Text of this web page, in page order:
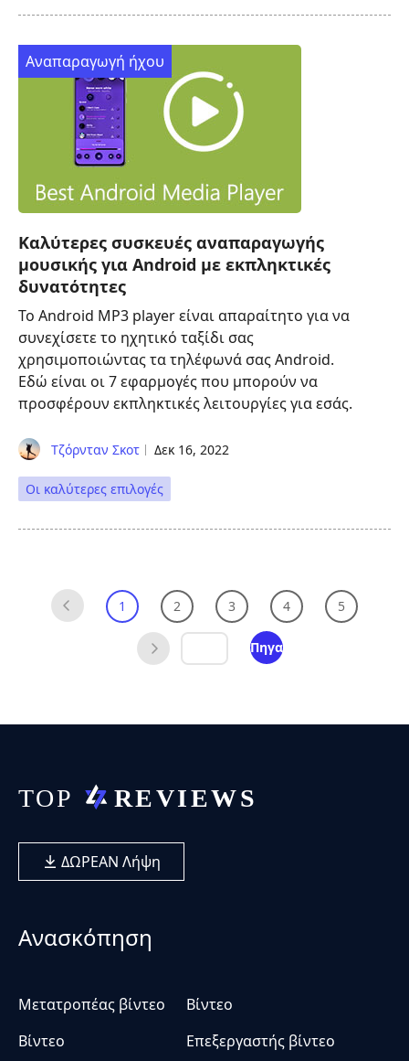
Αναπαραγωγή ήχου
Καλύτερες συσκευές αναπαραγωγής
μουσικής για Android με εκπληκτικές
δυνατότητες
Το Android MP3 player είναι απαραίτητο για να
συνεχίσετε το ηχητικό ταξίδι σας
χρησιμοποιώντας τα τηλέφωνά σας Android.
Εδώ είναι οι 7 εφαρμογές που μπορούν να
προσφέρουν εκπληκτικές λειτουργίες για εσάς.
Τζόρνταν Σκοτ Δεκ 16, 2022
Οι καλύτερες επιλογές
1 2 3 4 5
Πηγαίνω
ΔΩΡΕΑΝ Λήψη
Ανασκόπηση
Μετατροπέας βίντεο
Βίντεο
Βίντεο
Επεξεργαστής βίντεο